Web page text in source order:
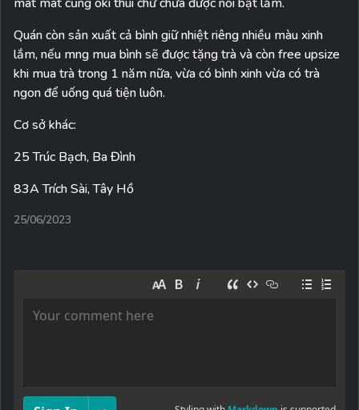
Quán còn sản xuất cả bình giữ nhiệt riêng nhiều màu xinh
lắm, nếu mng mua bình sẽ được tặng trà và còn free upsize
khi mua trà trong 1 năm nữa, vừa có bình xinh vừa có trà
ngon để uống quá tiện luôn.
Cơ sở khác:
25 Trúc Bạch, Ba Đình
83A Trích Sài, Tây Hồ
25/06/2023